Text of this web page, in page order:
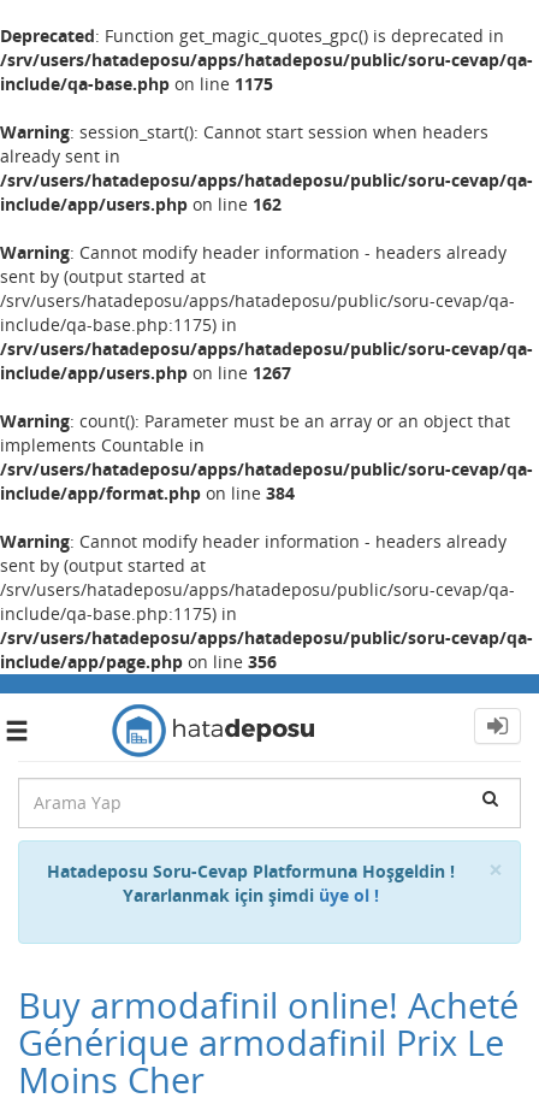
Deprecated: Function get_magic_quotes_gpc() is deprecated in
/srv/users/hatadeposu/apps/hatadeposu/public/soru-cevap/qa-
include/qa-base.php on line 1175
Warning: session_start(): Cannot start session when headers
already sent in
/srv/users/hatadeposu/apps/hatadeposu/public/soru-cevap/qa-
include/app/users.php on line 162
Warning: Cannot modify header information - headers already
sent by (output started at
/srv/users/hatadeposu/apps/hatadeposu/public/soru-cevap/qa-
include/qa-base.php:1175) in
/srv/users/hatadeposu/apps/hatadeposu/public/soru-cevap/qa-
include/app/users.php on line 1267
Warning: count(): Parameter must be an array or an object that
implements Countable in
/srv/users/hatadeposu/apps/hatadeposu/public/soru-cevap/qa-
include/app/format.php on line 384
Warning: Cannot modify header information - headers already
sent by (output started at
/srv/users/hatadeposu/apps/hatadeposu/public/soru-cevap/qa-
include/qa-base.php:1175) in
/srv/users/hatadeposu/apps/hatadeposu/public/soru-cevap/qa-
include/app/page.php on line 356
Toggle
×
Hatadeposu Soru-Cevap Platformuna Hoşgeldin !
Yararlanmak için şimdi üye ol !
Buy armodafinil online! Acheté
Générique armodafinil Prix Le
Moins Cher